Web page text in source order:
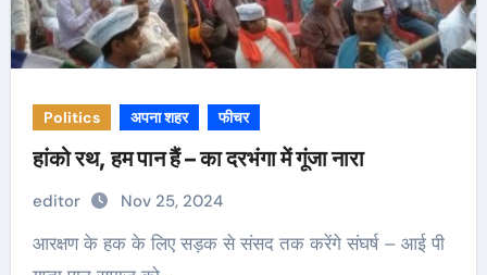
Politics अपना शहर फीचर
हांको रथ, हम पान हैं – का दरभंगा में गूंजा नारा
editor Nov 25, 2024
आरक्षण के हक के लिए सड़क से संसद तक करेंगे संघर्ष – आई पी